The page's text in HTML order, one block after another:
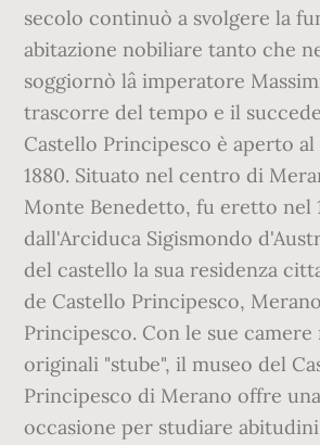
secolo continuò a svolgere la
abitazione nobiliare tanto che
soggiornò lâ imperatore
trascorre del tempo e il
Castello Principesco è aperto
1880. Situato nel centro di
Monte Benedetto, fu eretto nel
dall'Arciduca Sigismondo
del castello la sua residenza
de Castello Principesco,
Principesco. Con le sue camere
originali "stube", il museo del
Principesco di Merano offre
occasione per studiare